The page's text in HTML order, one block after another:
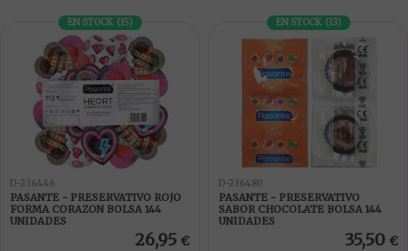
EN STOCK (15)
D-236446
PASANTE - PRESERVATIVO ROJO
FORMA CORAZON BOLSA 144
UNIDADES
26,95 €
EN STOCK (13)
D-236480
PASANTE - PRESERVATIVO
SABOR CHOCOLATE BOLSA 144
UNIDADES
35,50 €